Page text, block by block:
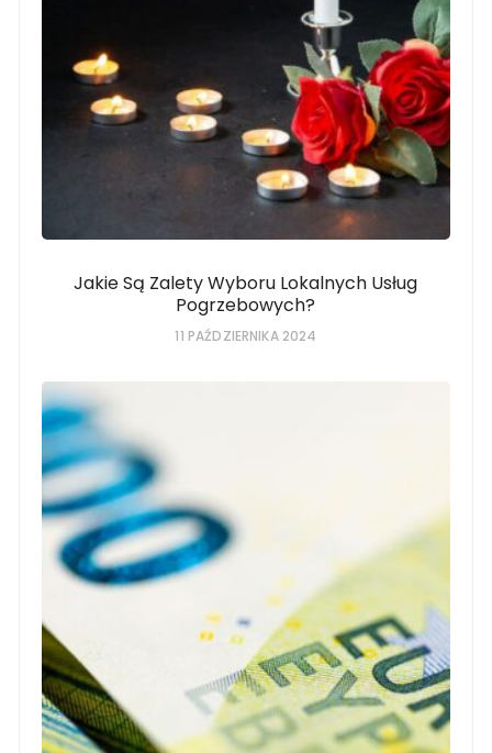
Jakie Są Zalety Wyboru Lokalnych Usług
Pogrzebowych?
11 PAŹDZIERNIKA 2024